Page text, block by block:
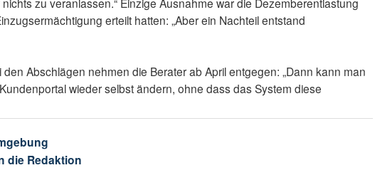
erteilt hatten: „Aber ein Nachteil entstand
Abschlägen nehmen die Berater ab April entgegen: „Dann kann man
wieder selbst ändern, ohne dass das System diese
die Redaktion